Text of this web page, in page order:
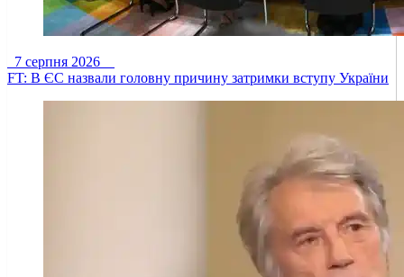
7 серпня 2026
FT: В ЄС назвали головну причину затримки вступу України